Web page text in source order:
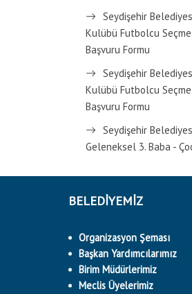
Seydişehir
Kulübü Futbolcu
Başvuru Formu
Seydişehir
Kulübü Futbolcu
Başvuru Formu
Seydişehir
Geleneksel 3. Baba -
BELEDİYEMİZ
Organizasyon Şeması
Başkan Yardımcılarımız
Birim Müdürlerimiz
Meclis Üyelerimiz